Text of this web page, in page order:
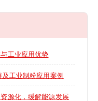
工业应用优势
工业制粉应用案例
源化，缓解能源发展